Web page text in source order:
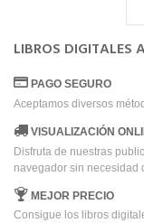
LIBROS DIGITALES
PAGO SEGURO
Aceptamos diversos
VISUALIZACIÓN
Disfruta de nuestras
navegador sin necesidad
MEJOR PRECIO
Consigue los libros